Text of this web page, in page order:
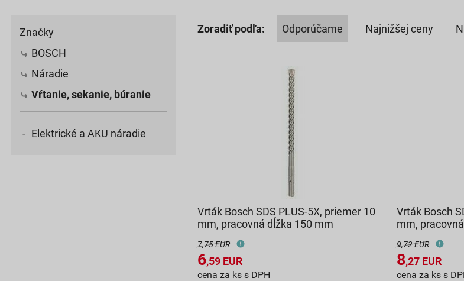
Značky
BOSCH
Náradie
Vŕtanie, sekanie, búranie
Elektrické a AKU náradie
Zoradiť podľa: Odporúčame Najnižšej ceny
Vrták Bosch SDS PLUS-5X, priemer 10
mm, pracovná dĺžka 150 mm
7,75 EUR
6,59 EUR
cena za ks s DPH
Vrták Bosch
mm,
9,72 EUR
8,27 EUR
cena za ks s